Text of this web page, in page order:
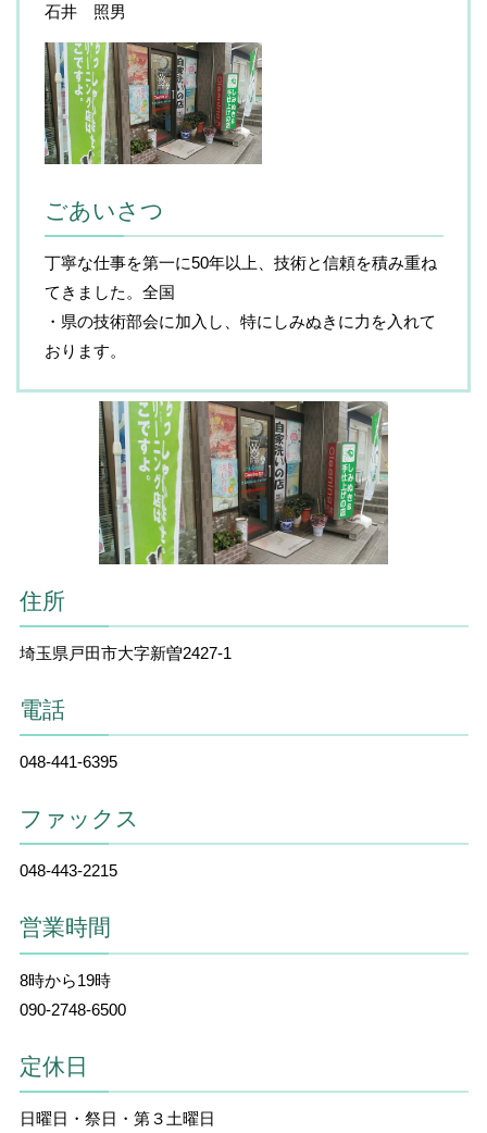
住所
埼玉県戸田市大字新曽2427-1
電話
048-441-6395
ファックス
048-443-2215
営業時間
8時から19時
090-2748-6500
定休日
日曜日・祭日・第３土曜日
石井 照男
ごあいさつ
丁寧な仕事を第一に50年以上、技術と信頼を積み重ね
てきました。全国
・県の技術部会に加入し、特にしみぬきに力を入れて
おります。